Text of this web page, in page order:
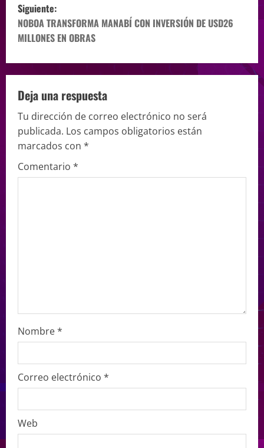
Siguiente:
NOBOA TRANSFORMA MANABÍ CON INVERSIÓN DE USD26
MILLONES EN OBRAS
Deja una respuesta
Tu dirección de correo electrónico no será
publicada. Los campos obligatorios están
marcados con *
Comentario *
Nombre*
Correo electrónico *
Web